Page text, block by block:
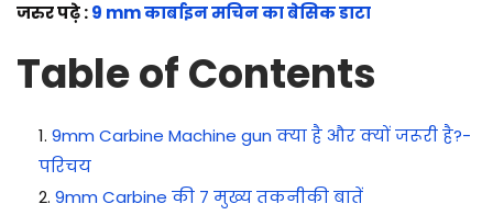
जरुर पढ़े :9 mm कार्बाइन मचिन का बेसिक डाटा
Table of Contents
9mm Carbine Machine gun क्या है और क्यों जरूरी है?-
परिचय
9mm Carbine की 7 मुख्य तकनीकी बातें